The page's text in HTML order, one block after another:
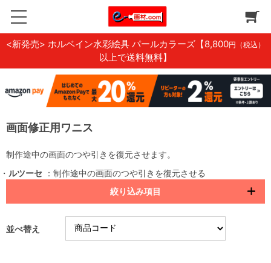
<新発売> ホルベイン水彩絵具 パールカラーズ 【8,800円（税込）
以上で送料無料】
画面修正用ワニス
制作途中の画面のつや引きを復元させます。
・ ルツーセ ：制作途中の画面のつや引きを復元させる
絞り込み項目
並べ替え